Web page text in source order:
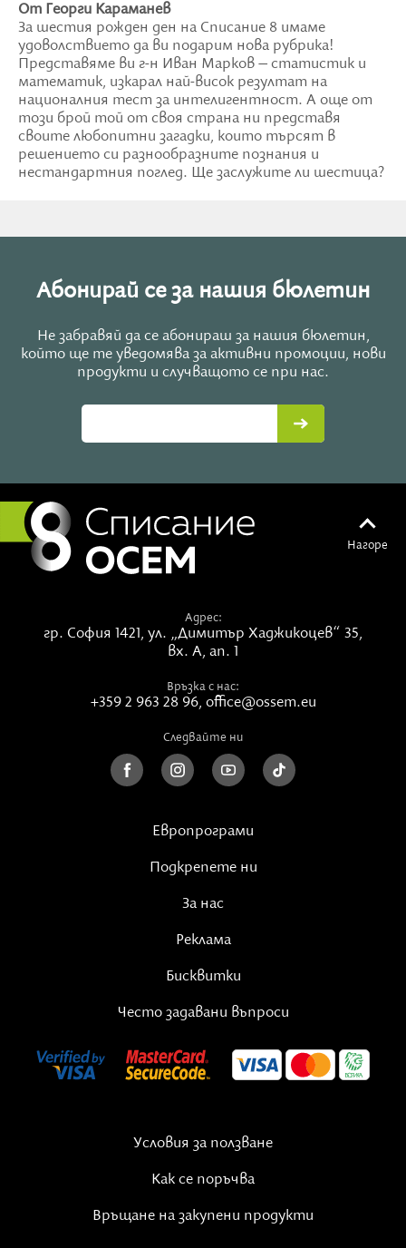
От Георги Караманев
За шестия рожден ден на Списание 8 имаме
удоволствието да ви подарим нова рубрика!
Представяме ви г-н Иван Марков – статистик и
математик, изкарал най-висок резултат на
националния тест за интелигентност. А още от
този брой той от своя страна ни представя
своите любопитни загадки, които търсят в
решението си разнообразните познания и
нестандартния поглед. Ще заслужите ли шестица?
Абонирай се за нашия бюлетин
Не забравяй да се абонираш за нашия бюлетин,
който ще те уведомява за активни промоции, нови
продукти и случващото се при нас.
Нагоре
Адрес:
гр. София 1421, ул. „Димитър Хаджикоцев“ 35,
вх. А, ап. 1
Връзка с нас:
+359 2 963 28 96, office@ossem.eu
Следвайте ни
Европрограми
Подкрепете ни
За нас
Реклама
Бисквитки
Често задавани въпроси
Условия за ползване
Как се поръчва
Връщане на закупени продукти